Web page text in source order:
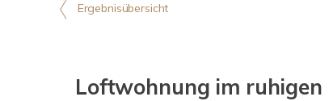
Ergebnisübersicht
Loftwohnung im